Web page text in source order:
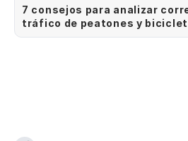
7 consejos para analizar
tráfico de peatones y